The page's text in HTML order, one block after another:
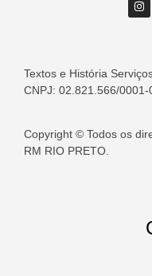
Textos e História
CNPJ: 02.821.566/0001-
Copyright © Todos os
RM RIO PRETO.